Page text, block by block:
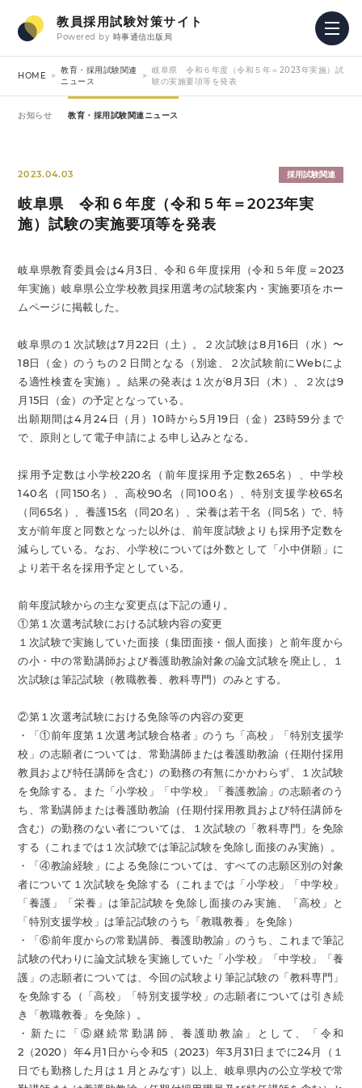
教員採用試験対策サイト
Powered by 時事通信出版局
HOME
教育・採用試験関連
ニュース
岐阜県 令和６年度（令和５年＝2023年実施）試
験の実施要項等を発表
お知らせ 教育・採用試験関連ニュース
2023.04.03 採用試験関連
岐阜県 令和６年度（令和５年＝2023年実
施）試験の実施要項等を発表
岐阜県教育委員会は4月3日、令和６年度採用（令和５年度＝2023
年実施）岐阜県公立学校教員採用選考の試験案内・実施要項をホー
ムページに掲載した。
岐阜県の１次試験は7月22日（土）。２次試験は8月16日（水）〜
18日（金）のうちの２日間となる（別途、２次試験前にWebによ
る適性検査を実施）。結果の発表は１次が8月3日（木）、２次は9
月15日（金）の予定となっている。
出願期間は4月24日（月）10時から5月19日（金）23時59分まで
で、原則として電子申請による申し込みとなる。
採用予定数は小学校220名（前年度採用予定数265名）、中学校
140名（同150名）、高校90名（同100名）、特別支援学校65名
（同65名）、養護15名（同20名）、栄養は若干名（同5名）で、特
支が前年度と同数となった以外は、前年度試験よりも採用予定数を
減らしている。なお、小学校については外数として「小中併願」に
より若干名を採用予定としている。
前年度試験からの主な変更点は下記の通り。
①第１次選考試験における試験内容の変更
１次試験で実施していた面接（集団面接・個人面接）と前年度から
の小・中の常勤講師および養護助教諭対象の論文試験を廃止し、１
次試験は筆記試験（教職教養、教科専門）のみとする。
②第１次選考試験における免除等の内容の変更
・「①前年度第１次選考試験合格者」のうち「高校」「特別支援学
校」の志願者については、常勤講師または養護助教諭（任期付採用
教員および特任講師を含む）の勤務の有無にかかわらず、１次試験
を免除する。また「小学校」「中学校」「養護教諭」の志願者のう
ち、常勤講師または養護助教諭（任期付採用教員および特任講師を
含む）の勤務のない者については、１次試験の「教科専門」を免除
する（これまでは１次試験では筆記試験を免除し面接のみ実施）。
・「④教諭経験」による免除については、すべての志願区別の対象
者について１次試験を免除する（これまでは「小学校」「中学校」
「養護」「栄養」は筆記試験を免除し面接のみ実施、「高校」と
「特別支援学校」は筆記試験のうち「教職教養」を免除）
・「⑥前年度からの常勤講師、養護助教諭」のうち、これまで筆記
試験の代わりに論文試験を実施していた「小学校」「中学校」「養
護」の志願者については、今回の試験より筆記試験の「教科専門」
を免除する（「高校」「特別支援学校」の志願者については引き続
き「教職教養」を免除）。
・新たに「⑤継続常勤講師、養護助教諭」として、「令和
2（2020）年4月1日から令和5（2023）年3月31日までに24月（１
日でも勤務した月は１月とみなす）以上、岐阜県内の公立学校で常